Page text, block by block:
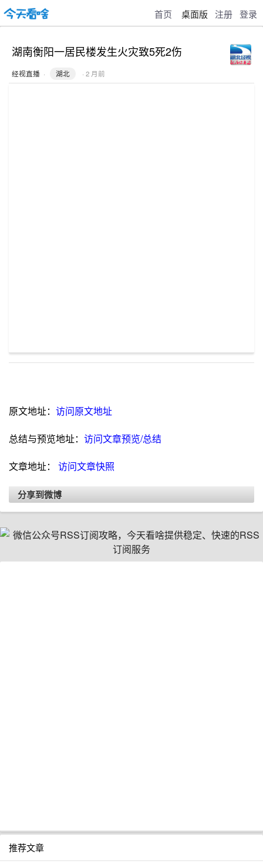
首页 桌面版 注册 登录
湖南衡阳一居民楼发生火灾致5死2伤
经视直播 · 湖北 · 2 月前
原文地址： 访问原文地址
总结与预览地址： 访问文章预览/总结
文章地址： 访问文章快照
分享到微博
推荐文章